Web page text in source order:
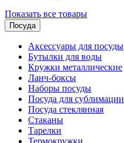
Показать все товары
Посуда
Аксессуары для посуды
Бутылки для воды
Кружки металлические
Ланч-боксы
Наборы посуды
Посуда для сублимации
Посуда стеклянная
Стаканы
Тарелки
Термокружки